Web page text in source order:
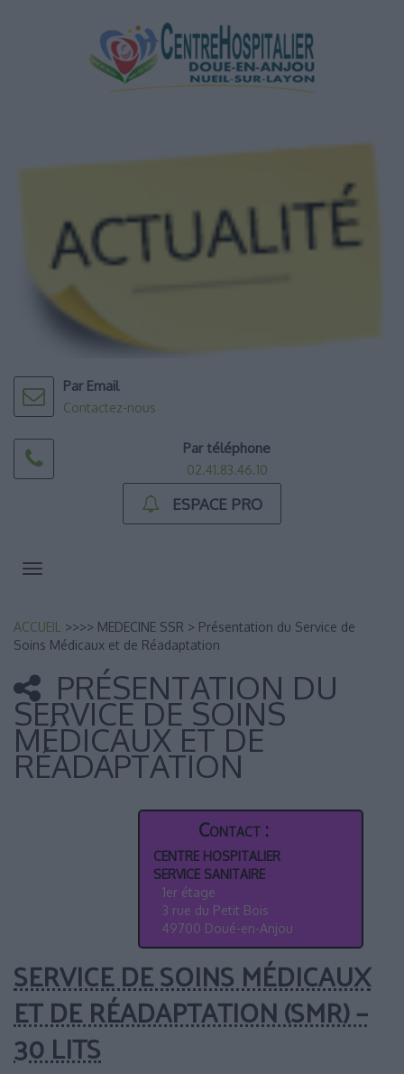
Par Email
Contactez-nous
Par téléphone
02.41.83.46.10
ESPACE PRO
Toggle
ACCUEIL >>>> MEDECINE SSR > Présentation du Service de
Soins Médicaux et de Réadaptation
PRÉSENTATION DU
SERVICE DE SOINS
MÉDICAUX ET DE
RÉADAPTATION
CENTRE HOSPITALIER
SERVICE SANITAIRE
1er étage
3 rue du Petit Bois
49700 Doué-en-Anjou
SERVICE DE SOINS MÉDICAUX
ET DE RÉADAPTATION (SMR) –
30 LITS